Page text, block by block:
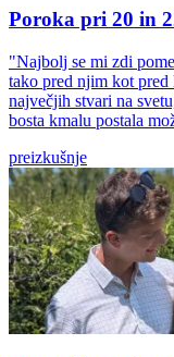
Poroka pri 20 in
"Najbolj se mi zdi
tako pred njim kot pred
največjih stvari na
bosta kmalu postala
preizkušnje